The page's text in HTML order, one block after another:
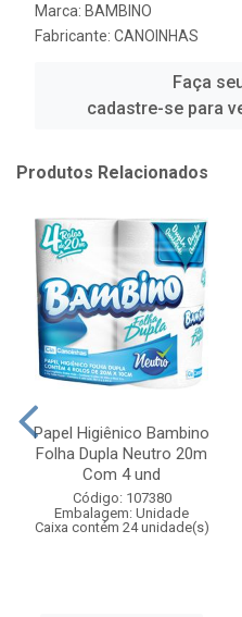
Marca: BAMBINO
Fabricante: CANOINHAS
Faça
cadastre-se para
Produtos Relacionados
Papel Higiênico Bambino
Folha Dupla Neutro 20m
Com 4 und
Código: 107380
Embalagem: Unidade
Caixa contém 24 unidade(s)